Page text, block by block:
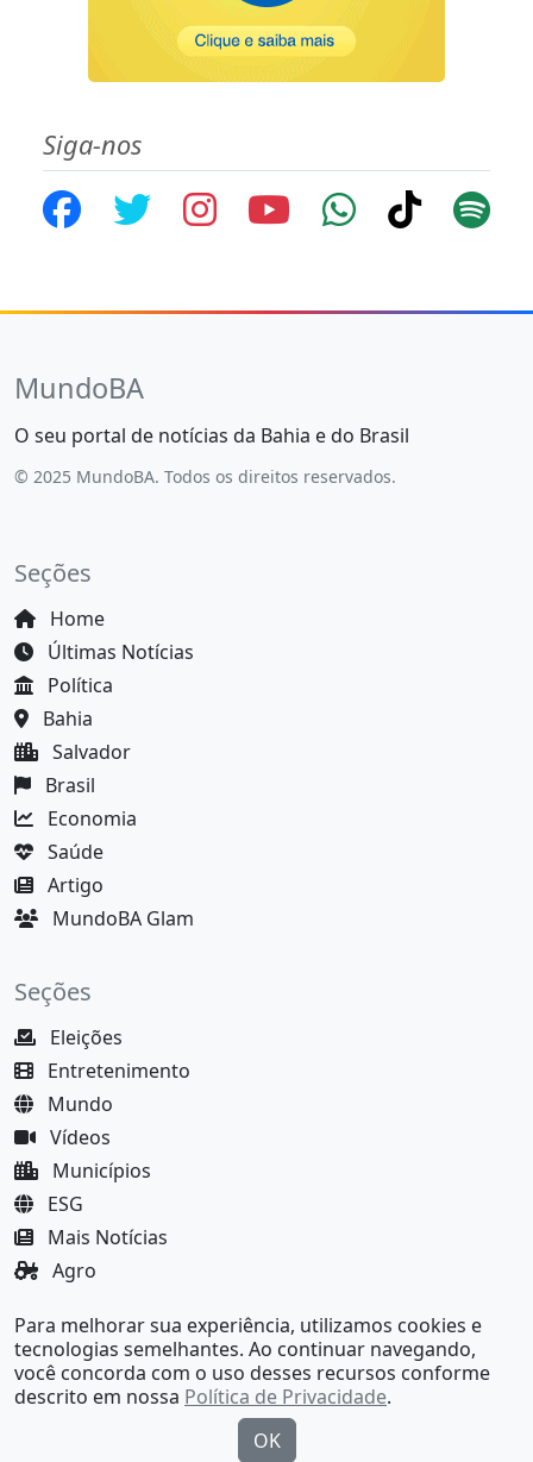
Siga-nos
MundoBA
O seu portal de notícias da Bahia e do Brasil
© 2025 MundoBA. Todos os direitos reservados.
Seções
Home
Últimas Notícias
Política
Bahia
Salvador
Brasil
Economia
Saúde
Artigo
MundoBA Glam
Seções
Eleições
Entretenimento
Mundo
Vídeos
Municípios
ESG
Mais Notícias
Agro
MundoBA Black
Para melhorar sua experiência, utilizamos cookies e
tecnologias semelhantes. Ao continuar navegando,
você concorda com o uso desses recursos conforme
descrito em nossa Política de Privacidade.
OK